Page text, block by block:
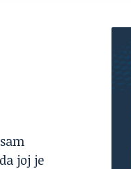
joj je